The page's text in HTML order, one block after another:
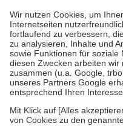
höchstens zehn Euro.
Es sind
Kosten der Leistung zu
Diese Regeln gelten
Bei Heilmitteln und
Zuzahlung zehn Prozent der
Verordnung.
Um das Engagement der
stärken und die besondere
fallenkeine Zuzahlungenan